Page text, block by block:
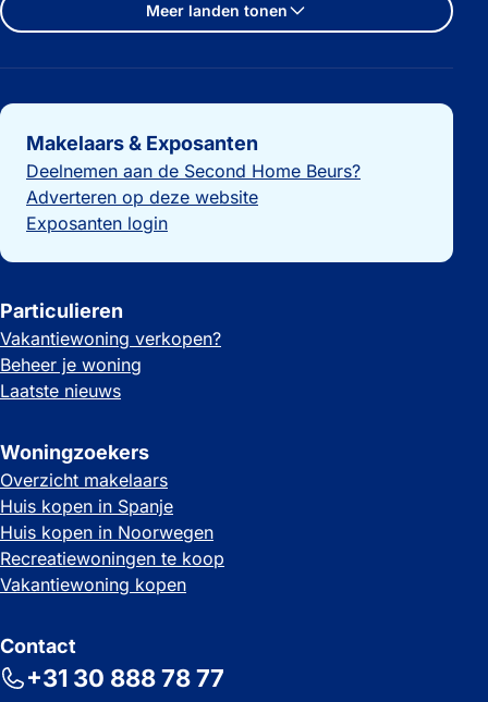
Meer landen tonen
Belangrijke links
Makelaars & Exposanten
Deelnemen aan de Second Home Beurs?
Adverteren op deze website
Exposanten login
Particulieren
Vakantiewoning verkopen?
Beheer je woning
Laatste nieuws
Woningzoekers
Overzicht makelaars
Huis kopen in Spanje
Huis kopen in Noorwegen
Recreatiewoningen te koop
Vakantiewoning kopen
Contact
+31 30 888 78 77